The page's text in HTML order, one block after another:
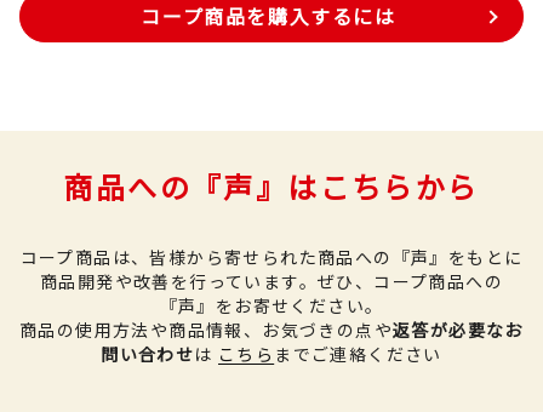
コープ商品を購入するには
商品への『声』はこちらから
コープ商品は、皆様から寄せられた商品への『声』をもとに
商品開発や改善を行っています。 ぜひ、コープ商品への
『声』をお寄せください。
商品の使用方法や商品情報、お気づきの点や返答が必要なお
問い合わせは こちら までご連絡ください